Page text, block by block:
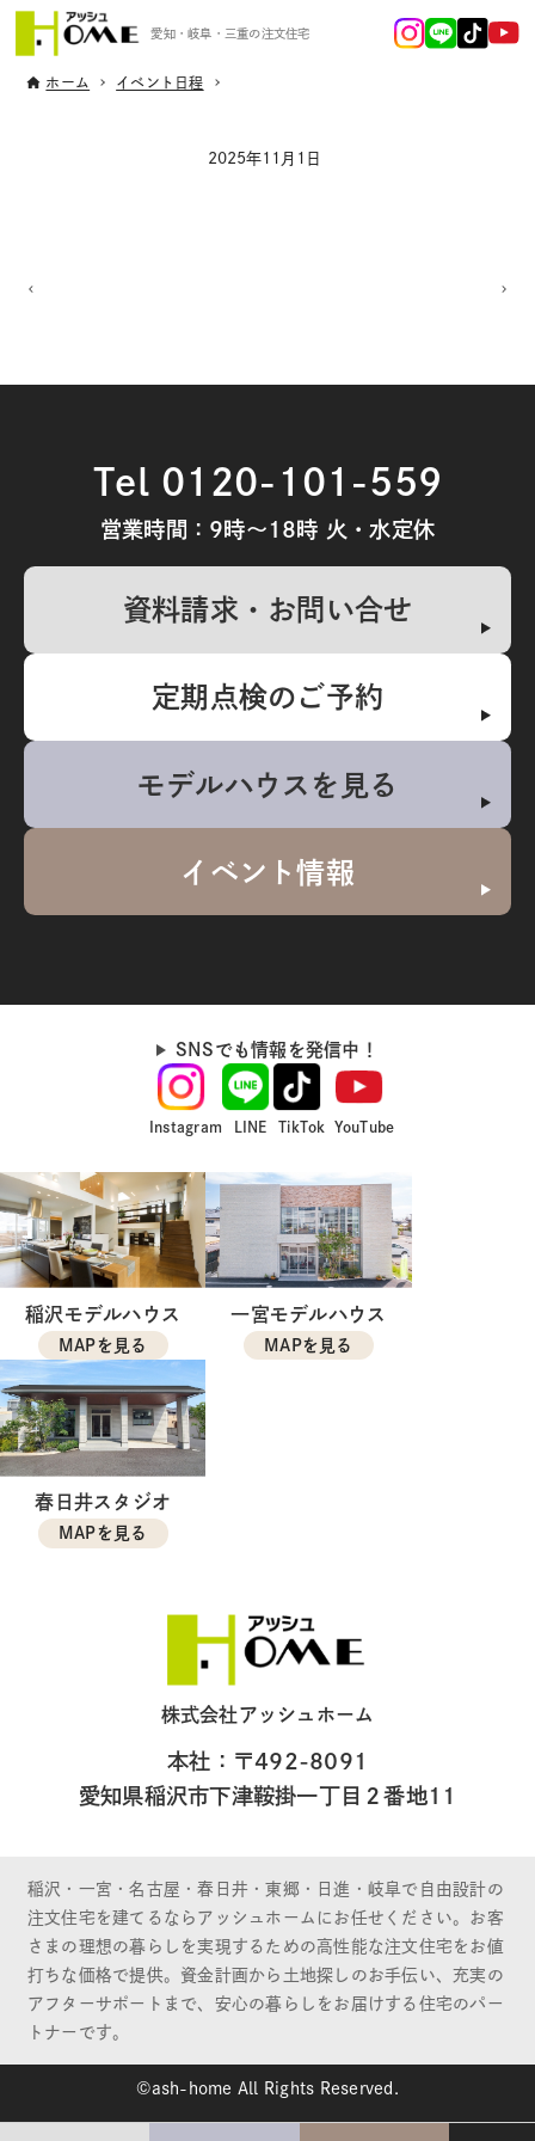
愛知・岐阜・三重の注文住宅
ホーム イベント日程
2025年11月1日
Tel 0120-101-559
営業時間：9時～18時 火・水定休
資料請求・お問い合せ
定期点検のご予約
モデルハウスを見る
イベント情報
SNSでも情報を発信中！
Instagram LINE TikTok YouTube
稲沢モデルハウス
MAPを見る
一宮モデルハウス
MAPを見る
春日井スタジオ
MAPを見る
株式会社アッシュホーム
本社：〒492-8091
愛知県稲沢市下津鞍掛一丁目２番地11
稲沢・一宮・名古屋・春日井・東郷・日進・岐阜で自由設計の
注文住宅を建てるならアッシュホームにお任せください。お客
さまの理想の暮らしを実現するための高性能な注文住宅をお値
打ちな価格で提供。資金計画から土地探しのお手伝い、充実の
アフターサポートまで、安心の暮らしをお届けする住宅のパー
トナーです。
©ash-home All Rights Reserved.